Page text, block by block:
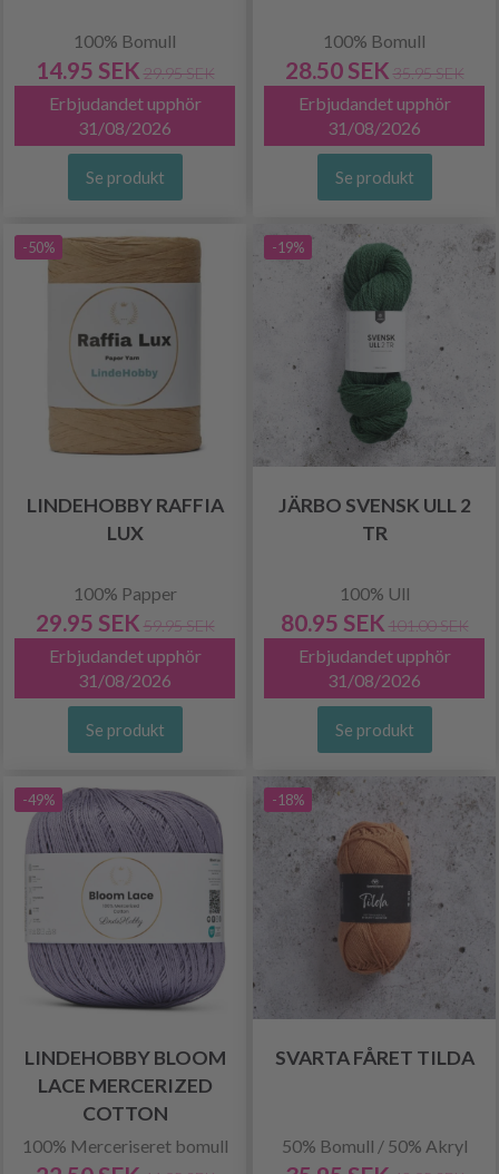
100% Bomull
14.95 SEK 29.95 SEK
Erbjudandet upphör
31/08/2026
Se produkt
100% Bomull
28.50 SEK 35.95 SEK
Erbjudandet upphör
31/08/2026
Se produkt
-50%
LINDEHOBBY RAFFIA
LUX
100% Papper
29.95 SEK 59.95 SEK
Erbjudandet upphör
31/08/2026
Se produkt
-19%
JÄRBO SVENSK ULL 2
TR
100% Ull
80.95 SEK 101.00 SEK
Erbjudandet upphör
31/08/2026
Se produkt
-49%
LINDEHOBBY BLOOM
LACE MERCERIZED
COTTON
100% Merceriseret bomull
-18%
SVARTA FÅRET TILDA
50% Bomull / 50% Akryl